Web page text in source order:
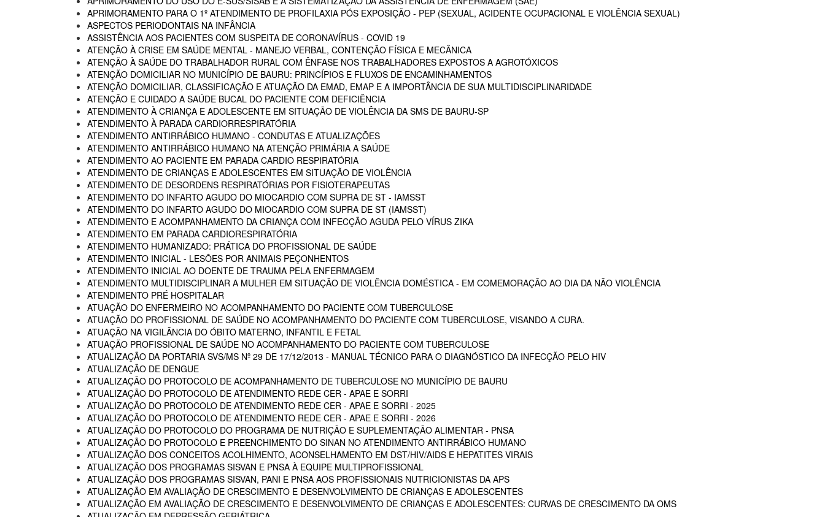
APRIMORAMENTO PARA O 1º ATENDIMENTO DE PROFILAXIA PÓS EXPOSIÇÃO - PEP (SEXUAL, ACIDENTE OCUPACIONAL E VIOLÊNCIA SEXUAL)
ASPECTOS PERIODONTAIS NA INFÂNCIA
ASSISTÊNCIA AOS PACIENTES COM SUSPEITA DE CORONAVÍRUS - COVID 19
ATENÇÃO À CRISE EM SAÚDE MENTAL - MANEJO VERBAL, CONTENÇÃO FÍSICA E MECÂNICA
ATENÇÃO À SAÚDE DO TRABALHADOR RURAL COM ÊNFASE NOS TRABALHADORES EXPOSTOS A AGROTÓXICOS
ATENÇÃO DOMICILIAR NO MUNICÍPIO DE BAURU: PRINCÍPIOS E FLUXOS DE ENCAMINHAMENTOS
ATENÇÃO DOMICILIAR, CLASSIFICAÇÃO E ATUAÇÃO DA EMAD, EMAP E A IMPORTÂNCIA DE SUA MULTIDISCIPLINARIDADE
ATENÇÃO E CUIDADO A SAÚDE BUCAL DO PACIENTE COM DEFICIÊNCIA
ATENDIMENTO À CRIANÇA E ADOLESCENTE EM SITUAÇÃO DE VIOLÊNCIA DA SMS DE BAURU-SP
ATENDIMENTO À PARADA CARDIORRESPIRATÓRIA
ATENDIMENTO ANTIRRÁBICO HUMANO - CONDUTAS E ATUALIZAÇÕES
ATENDIMENTO ANTIRRÁBICO HUMANO NA ATENÇÃO PRIMÁRIA A SAÚDE
ATENDIMENTO AO PACIENTE EM PARADA CARDIO RESPIRATÓRIA
ATENDIMENTO DE CRIANÇAS E ADOLESCENTES EM SITUAÇÃO DE VIOLÊNCIA
ATENDIMENTO DE DESORDENS RESPIRATÓRIAS POR FISIOTERAPEUTAS
ATENDIMENTO DO INFARTO AGUDO DO MIOCARDIO COM SUPRA DE ST - IAMSST
ATENDIMENTO DO INFARTO AGUDO DO MIOCARDIO COM SUPRA DE ST (IAMSST)
ATENDIMENTO E ACOMPANHAMENTO DA CRIANÇA COM INFECÇÃO AGUDA PELO VÍRUS ZIKA
ATENDIMENTO EM PARADA CARDIORESPIRATÓRIA
ATENDIMENTO HUMANIZADO: PRÁTICA DO PROFISSIONAL DE SAÚDE
ATENDIMENTO INICIAL - LESÕES POR ANIMAIS PEÇONHENTOS
ATENDIMENTO INICIAL AO DOENTE DE TRAUMA PELA ENFERMAGEM
ATENDIMENTO MULTIDISCIPLINAR A MULHER EM SITUAÇÃO DE VIOLÊNCIA DOMÉSTICA - EM COMEMORAÇÃO AO DIA DA NÃO VIOLÊNCIA
ATENDIMENTO PRÉ HOSPITALAR
ATUAÇÃO DO ENFERMEIRO NO ACOMPANHAMENTO DO PACIENTE COM TUBERCULOSE
ATUAÇÃO DO PROFISSIONAL DE SAÚDE NO ACOMPANHAMENTO DO PACIENTE COM TUBERCULOSE, VISANDO A CURA.
ATUAÇÃO NA VIGILÂNCIA DO ÓBITO MATERNO, INFANTIL E FETAL
ATUAÇÃO PROFISSIONAL DE SAÚDE NO ACOMPANHAMENTO DO PACIENTE COM TUBERCULOSE
ATUALIZAÇÃO DA PORTARIA SVS/MS Nº 29 DE 17/12/2013 - MANUAL TÉCNICO PARA O DIAGNÓSTICO DA INFECÇÃO PELO HIV
ATUALIZAÇÃO DE DENGUE
ATUALIZAÇÃO DO PROTOCOLO DE ACOMPANHAMENTO DE TUBERCULOSE NO MUNICÍPIO DE BAURU
ATUALIZAÇÃO DO PROTOCOLO DE ATENDIMENTO REDE CER - APAE E SORRI
ATUALIZAÇÃO DO PROTOCOLO DE ATENDIMENTO REDE CER - APAE E SORRI - 2025
ATUALIZAÇÃO DO PROTOCOLO DE ATENDIMENTO REDE CER - APAE E SORRI - 2026
ATUALIZAÇÃO DO PROTOCOLO DO PROGRAMA DE NUTRIÇÃO E SUPLEMENTAÇÃO ALIMENTAR - PNSA
ATUALIZAÇÃO DO PROTOCOLO E PREENCHIMENTO DO SINAN NO ATENDIMENTO ANTIRRÁBICO HUMANO
ATUALIZAÇÃO DOS CONCEITOS ACOLHIMENTO, ACONSELHAMENTO EM DST/HIV/AIDS E HEPATITES VIRAIS
ATUALIZAÇÃO DOS PROGRAMAS SISVAN E PNSA À EQUIPE MULTIPROFISSIONAL
ATUALIZAÇÃO DOS PROGRAMAS SISVAN, PANI E PNSA AOS PROFISSIONAIS NUTRICIONISTAS DA APS
ATUALIZAÇÃO EM AVALIAÇÃO DE CRESCIMENTO E DESENVOLVIMENTO DE CRIANÇAS E ADOLESCENTES
ATUALIZAÇÃO EM AVALIAÇÃO DE CRESCIMENTO E DESENVOLVIMENTO DE CRIANÇAS E ADOLESCENTES: CURVAS DE CRESCIMENTO DA OMS